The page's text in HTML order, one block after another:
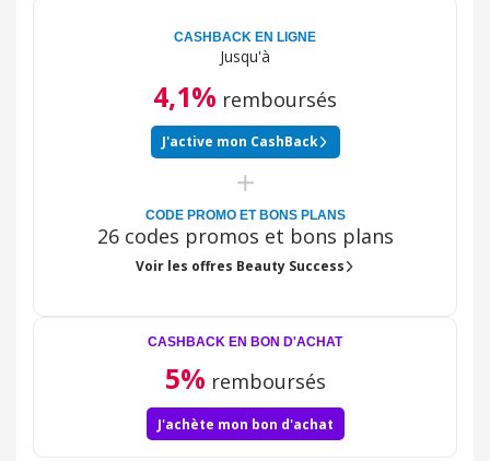
CASHBACK EN LIGNE
Jusqu'à
4,1% remboursés
J'active mon CashBack
CODE PROMO ET BONS PLANS
26 codes promos et bons plans
Voir les offres Beauty Success
CASHBACK EN BON D'ACHAT
5% remboursés
J'achète mon bon d'achat